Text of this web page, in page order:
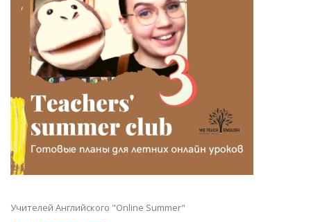
Учителей Английского "Online Summer"